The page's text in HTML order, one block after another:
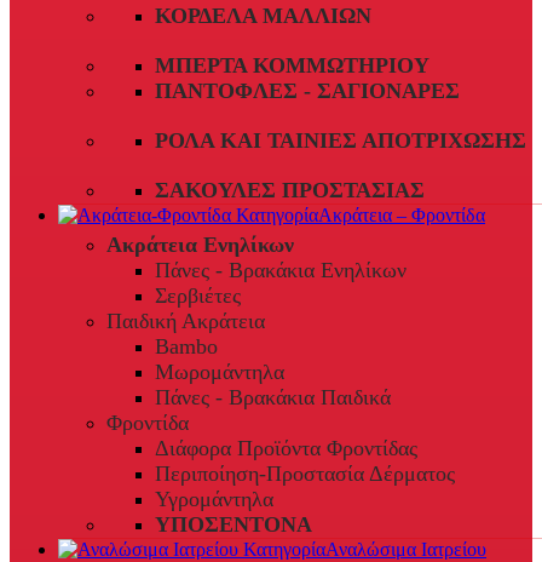
ΚΟΡΔΈΛΑ ΜΑΛΛΙΏΝ
ΜΠΈΡΤΑ ΚΟΜΜΩΤΗΡΊΟΥ
ΠΑΝΤΌΦΛΕΣ - ΣΑΓΙΟΝΆΡΕΣ
ΡΟΛΆ ΚΑΙ ΤΑΙΝΊΕΣ ΑΠΟΤΡΊΧΩΣΗΣ
ΣΑΚΟΎΛΕΣ ΠΡΟΣΤΑΣΊΑΣ
Ακράτεια – Φροντίδα
Ακράτεια Ενηλίκων
Πάνες - Βρακάκια Ενηλίκων
Σερβιέτες
Παιδική Ακράτεια
Bambo
Μωρομάντηλα
Πάνες - Βρακάκια Παιδικά
Φροντίδα
Διάφορα Προϊόντα Φροντίδας
Περιποίηση-Προστασία Δέρματος
Υγρομάντηλα
ΥΠΟΣΕΝΤΟΝΑ
Αναλώσιμα Ιατρείου